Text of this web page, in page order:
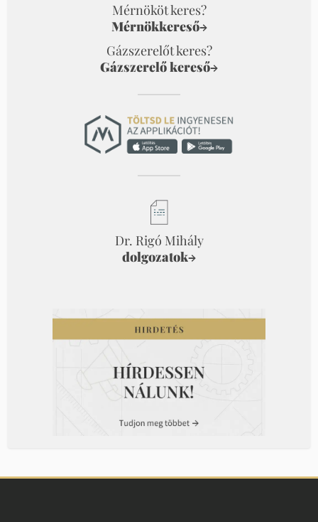
Mérnököt keres?
Mérnökkereső→
Gázszerelőt keres?
Gázszerelő kereső→
Dr. Rigó Mihály
dolgozatok→